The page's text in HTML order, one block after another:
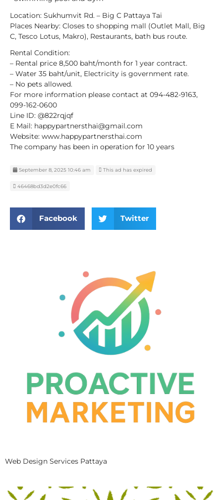
Location: Sukhumvit Rd. – Big C Pattaya Tai
Places Nearby: Closes to shopping mall (Outlet Mall, Big
C, Tesco Lotus, Makro), Restaurants, bath bus route.
Rental Condition:
– Rental price 8,500 baht/month for 1 year contract.
– Water 35 baht/unit, Electricity is government rate.
– No pets allowed.
For more information please contact at 094-482-9163,
099-162-0600
Line ID: @822rqjqf
E Mail: happypartnersthai@gmail.com
Website: www.happypartnersthai.com
The company has been in operation for 10 years
September 8, 2025 10:46 am This ad has expired
46468bd3d2e0fc66
Facebook Twitter
Web Design Services Pattaya